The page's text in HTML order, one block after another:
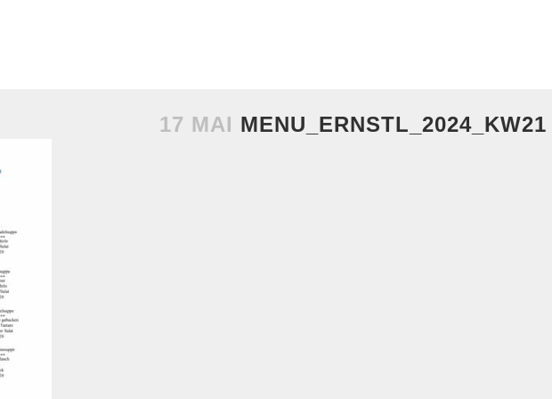
17 MAI MENU_ERNSTL_2024_KW21